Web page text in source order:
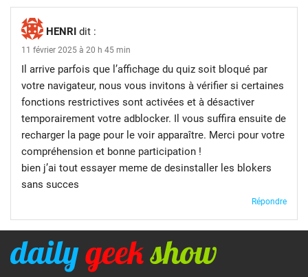
HENRI dit :
11 février 2025 à 20 h 45 min
Il arrive parfois que l’affichage du quiz soit bloqué par
votre navigateur, nous vous invitons à vérifier si certaines
fonctions restrictives sont activées et à désactiver
temporairement votre adblocker. Il vous suffira ensuite de
recharger la page pour le voir apparaître. Merci pour votre
compréhension et bonne participation !
bien j’ai tout essayer meme de desinstaller les blokers
sans succes
Répondre